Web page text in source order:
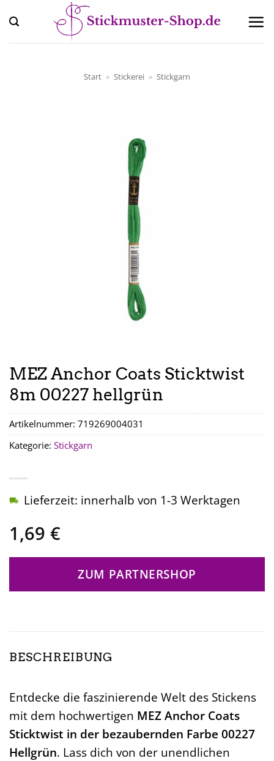
Inhalt
springen
Start » Stickerei » Stickgarn
MEZ Anchor Coats Sticktwist
8m 00227 hellgrün
1,69 €
Lieferzeit: innerhalb von 1-3 Werktagen
ZUM PARTNERSHOP
Artikelnummer: 719269004031
Kategorie: Stickgarn
BESCHREIBUNG
Entdecke die faszinierende Welt des Stickens
mit dem hochwertigen MEZ Anchor Coats
Sticktwist in der bezaubernden Farbe 00227
Hellgrün. Lass dich von der unendlichen